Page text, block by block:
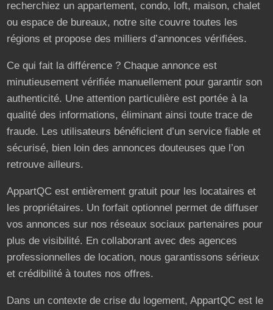
recherchiez un appartement, condo, loft, maison, chalet
ou espace de bureaux, notre site couvre toutes les
régions et propose des milliers d’annonces vérifiées.
Ce qui fait la différence ? Chaque annonce est
minutieusement vérifiée manuellement pour garantir son
authenticité. Une attention particulière est portée à la
qualité des informations, éliminant ainsi toute trace de
fraude. Les utilisateurs bénéficient d’un service fiable et
sécurisé, bien loin des annonces douteuses que l’on
retrouve ailleurs.
AppartQC est entièrement gratuit pour les locataires et
les propriétaires. Un forfait optionnel permet de diffuser
vos annonces sur nos réseaux sociaux partenaires pour
plus de visibilité. En collaborant avec des agences
professionnelles de location, nous garantissons sérieux
et crédibilité à toutes nos offres.
Dans un contexte de crise du logement, AppartQC est le